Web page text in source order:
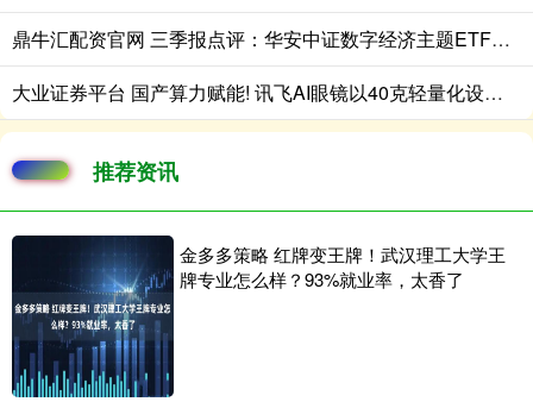
鼎牛汇配资官网 三季报点评：华安中证数字经济主题ETF基金季度涨幅39.88%
大业证券平台 国产算力赋能! 讯飞AI眼镜以40克轻量化设计开启跨国商务沟通新范式
推荐资讯
金多多策略 红牌变王牌！武汉理工大学王
牌专业怎么样？93%就业率，太香了